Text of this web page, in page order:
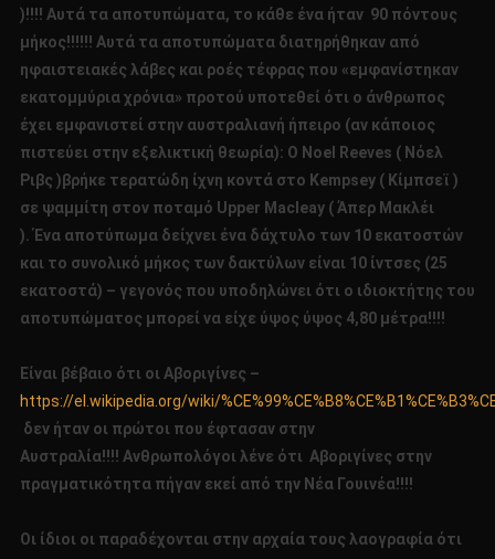
)!!!! Αυτά τα αποτυπώματα, το κάθε ένα ήταν 90 πόντους
μήκος!!!!!! Αυτά τα αποτυπώματα διατηρήθηκαν από
ηφαιστειακές λάβες και ροές τέφρας που «εμφανίστηκαν
εκατομμύρια χρόνια» προτού υποτεθεί ότι ο άνθρωπος
έχει εμφανιστεί στην αυστραλιανή ήπειρο (αν κάποιος
πιστεύει στην εξελικτική θεωρία): Ο Noel Reeves ( Νόελ
Ριβς )βρήκε τερατώδη ίχνη κοντά στο Kempsey ( Κίμπσεϊ )
σε ψαμμίτη στον ποταμό Upper Macleay ( Άπερ Μακλέι
). Ένα αποτύπωμα δείχνει ένα δάχτυλο των 10 εκατοστών
και το συνολικό μήκος των δακτύλων είναι 10 ίντσες (25
εκατοστά) – γεγονός που υποδηλώνει ότι ο ιδιοκτήτης του
αποτυπώματος μπορεί να είχε ύψος ύψος 4,80 μέτρα!!!!
Είναι βέβαιο ότι οι Αβοριγίνες –
https://el.wikipedia.org/wiki/
δεν ήταν οι πρώτοι που έφτασαν στην
Αυστραλία!!!! Ανθρωπολόγοι λένε ότι Αβοριγίνες στην
πραγματικότητα πήγαν εκεί από την Νέα Γουινέα!!!!
Οι ίδιοι οι παραδέχονται στην αρχαία τους λαογραφία ότι